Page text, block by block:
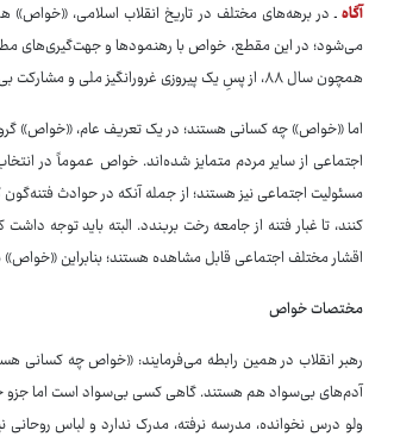
آگاهـ در برهه‌های مختلف در تاریخ انقلاب اسلامی، «خواص»
می‌شود؛ در این مقطع، خواص با رهنمودها و جهت‌گیری‌های
همچون سال ۸۸، از پسِ یک پیروزی غرورانگیز ملی و مشارکت بی‌نظیر انتخاباتی مردم، فتنه ایجاد کنند.
اما «خواص» چه کسانی هستند؛ در یک تعریف عام، «خواص»
اجتماعی از سایر مردم متمایز شده‌اند. خواص عموماً در
مسئولیت اجتماعی نیز هستند؛ از جمله آنکه در حوادث
کنند، تا غبار فتنه از جامعه رخت بربندد. البته باید توجه
اقشار مختلف اجتماعی قابل مشاهده هستند؛ بنابراین
مختصات خواص
رهبر انقلاب در همین رابطه می‌فرمایند: «خواص چه کسانی
آدم‌های بی‌سواد هم هستند. گاهی کسی بی‌سواد است اما
ولو درس نخوانده، مدرسه نرفته، مدرک ندارد و لباس